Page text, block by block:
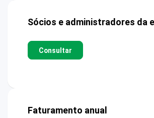
Sócios e administradores da
Consultar
Faturamento anual